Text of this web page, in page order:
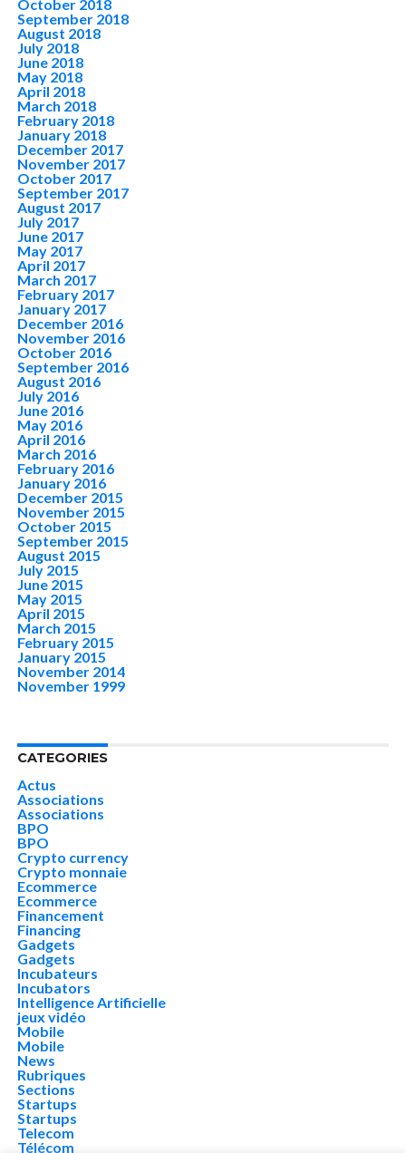
October 2018
September 2018
August 2018
July 2018
June 2018
May 2018
April 2018
March 2018
February 2018
January 2018
December 2017
November 2017
October 2017
September 2017
August 2017
July 2017
June 2017
May 2017
April 2017
March 2017
February 2017
January 2017
December 2016
November 2016
October 2016
September 2016
August 2016
July 2016
June 2016
May 2016
April 2016
March 2016
February 2016
January 2016
December 2015
November 2015
October 2015
September 2015
August 2015
July 2015
June 2015
May 2015
April 2015
March 2015
February 2015
January 2015
November 2014
November 1999
CATEGORIES
Actus
Associations
Associations
BPO
BPO
Crypto currency
Crypto monnaie
Ecommerce
Ecommerce
Financement
Financing
Gadgets
Gadgets
Incubateurs
Incubators
Intelligence Artificielle
jeux vidéo
Mobile
Mobile
News
Rubriques
Sections
Startups
Startups
Telecom
Télécom